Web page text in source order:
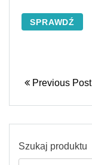
SPRAWDŹ
Previous Post
Szukaj produktu